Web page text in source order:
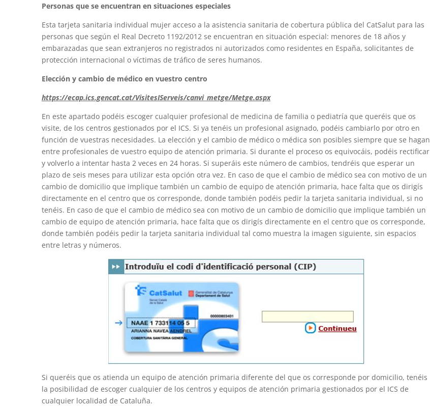
Personas que se encuentran en situaciones especiales
Esta tarjeta sanitaria individual mujer acceso a la asistencia sanitaria de cobertura pública del CatSalut para las
personas que según el Real Decreto 1192/2012 se encuentran en situación especial: menores de 18 años y
embarazadas que sean extranjeros no registrados ni autorizados como residentes en España, solicitantes de
protección internacional o víctimas de tráfico de seres humanos.
Elección y cambio de médico en vuestro centro
https://ecap.ics.gencat.cat/VisitesIServeis/canvi_metge/Metge.aspx
En este apartado podéis escoger cualquier profesional de medicina de familia o pediatría que queréis que os
visite, de los centros gestionados por el ICS. Si ya tenéis un profesional asignado, podéis cambiarlo por otro en
función de vuestras necesidades. La elección y el cambio de médico o médica son posibles siempre que se hagan
entre profesionales de vuestro equipo de atención primaria. Si durante el proceso os equivocáis, podéis rectificar
y volverlo a intentar hasta 2 veces en 24 horas. Si superáis este número de cambios, tendréis que esperar un
plazo de seis meses para utilizar esta opción otra vez. En caso de que el cambio de médico sea con motivo de un
cambio de domicilio que implique también un cambio de equipo de atención primaria, hace falta que os dirigís
directamente en el centro que os corresponde, donde también podéis pedir la tarjeta sanitaria individual, si no
tenéis. En caso de que el cambio de médico sea con motivo de un cambio de domicilio que implique también un
cambio de equipo de atención primaria, hace falta que os dirigís directamente en el centro que os corresponde,
donde también podéis pedir la tarjeta sanitaria individual tal como muestra la imagen siguiente, sin espacios
entre letras y números.
Si queréis que os atienda un equipo de atención primaria diferente del que os corresponde por domicilio, tenéis
la posibilidad de escoger cualquier de los centros y equipos de atención primaria gestionados por el ICS de
cualquier localidad de Cataluña.